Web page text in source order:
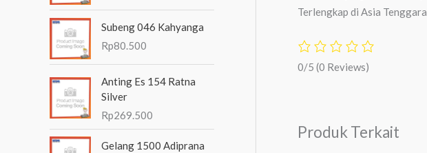
Subeng 046 Kahyanga
Rp80.500
Anting Es 154 Ratna
Silver
Rp269.500
Gelang 1500 Adiprana
Terlengkap di Asia Tenggara
0/5 (0 Reviews)
Produk Terkait